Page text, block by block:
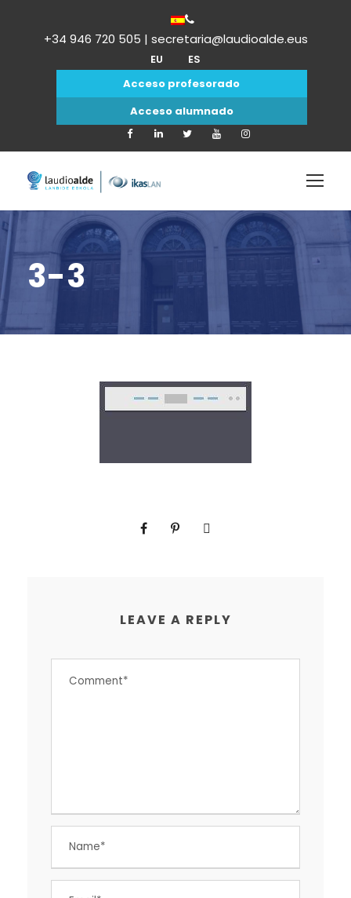
+34 946 720 505 | secretaria@laudioalde.eus
EU
ES
Acceso profesorado
Acceso alumnado
3-3
LEAVE A REPLY